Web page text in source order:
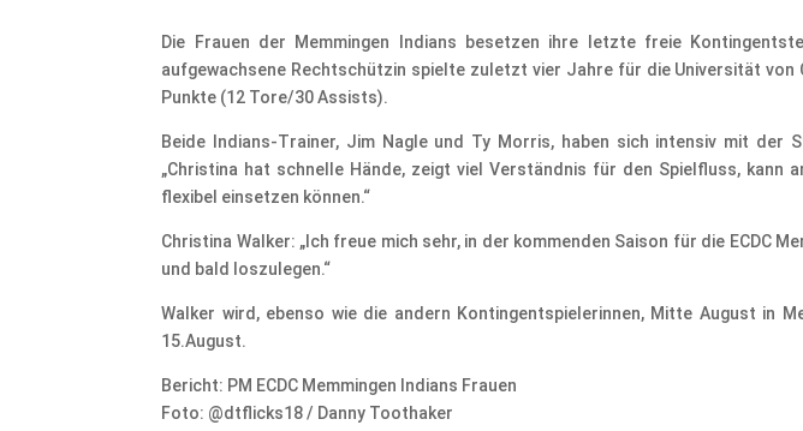
Die Frauen der Memmingen Indians besetzen ihre letzte freie
aufgewachsene Rechtschützin spielte zuletzt vier Jahre für die Universität von
Punkte (12 Tore/30 Assists).
Beide Indians-Trainer, Jim Nagle und Ty Morris, haben sich intensiv mit
„Christina hat schnelle Hände, zeigt viel Verständnis für den Spielfluss, kann
flexibel einsetzen können.“
Christina Walker: „Ich freue mich sehr, in der kommenden Saison für die ECDC
und bald loszulegen.“
Walker wird, ebenso wie die andern Kontingentspielerinnen, Mitte August in
15.August.
Bericht: PM ECDC Memmingen Indians Frauen
Foto: @dtflicks18 / Danny Toothaker